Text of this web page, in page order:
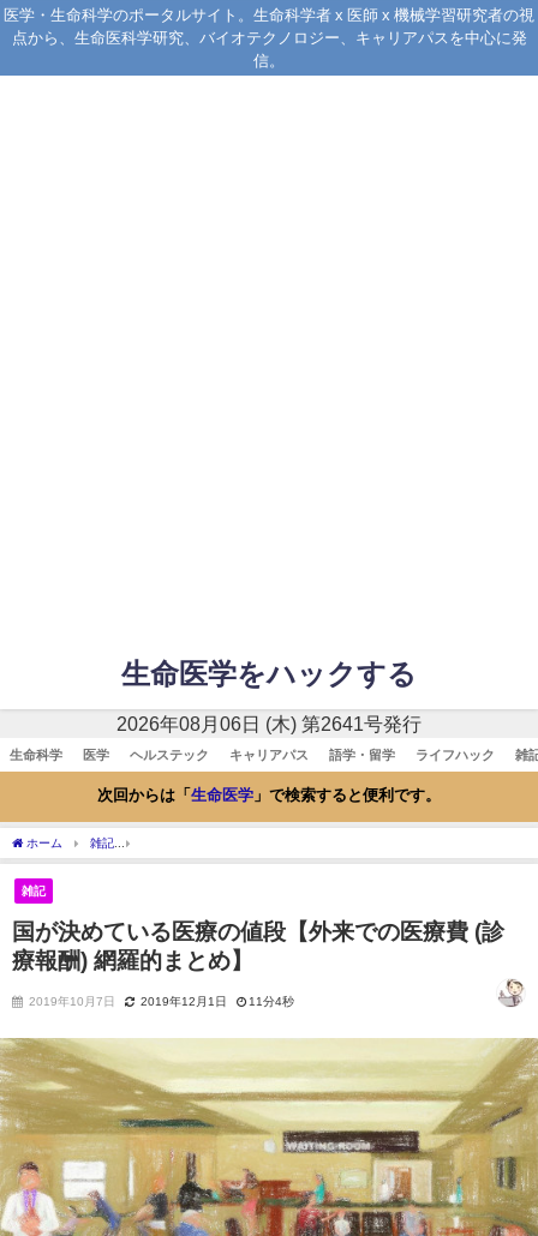
医学・生命科学のポータルサイト。生命科学者 x 医師 x 機械学習研究者の視
点から、生命医科学研究、バイオテクノロジー、キャリアパスを中心に発
信。
生命医学をハックする
2026年08月06日 (木) 第2641号発行
生命科学 医学 ヘルステック キャリアパス 語学・留学 ライフハック 雑
次回からは「 生命医学 」で検索すると便利です。
ホーム 雑記
雑記
国が決めている医療の値段【外来での医療費 (診
療報酬) 網羅的まとめ】
2019年10月7日 2019年12月1日 11分4秒